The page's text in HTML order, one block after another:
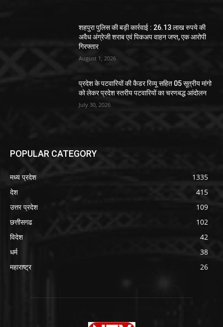
शहपुरा पुलिस की बड़ी कार्रवाई : 26.13 लाख रुपये की
अवैध अंग्रेजी शराब एवं पिकअप वाहन जप्त, एक आरोपी
गिरफ्तार
August 1, 2026
प्रदेश के पटवारियों की कैडर रिव्यू सहित 05 सूत्रीय मांगो
को लेकर प्रदेश स्तरीय पटवारियों का चरणबद्ध आंदोलन
July 30, 2026
POPULAR CATEGORY
मध्य प्रदेश
1335
देश
415
उत्तर प्रदेश
109
छत्तीसगढ
102
विदेश
42
धर्म
38
महाराष्ट्र
26